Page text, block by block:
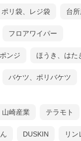
ポリ袋、レジ袋 台
フロアワイパー
ンジ ほうき、はた
バケツ、ポリバケツ
山崎産業 テラモト
DUSKIN リン